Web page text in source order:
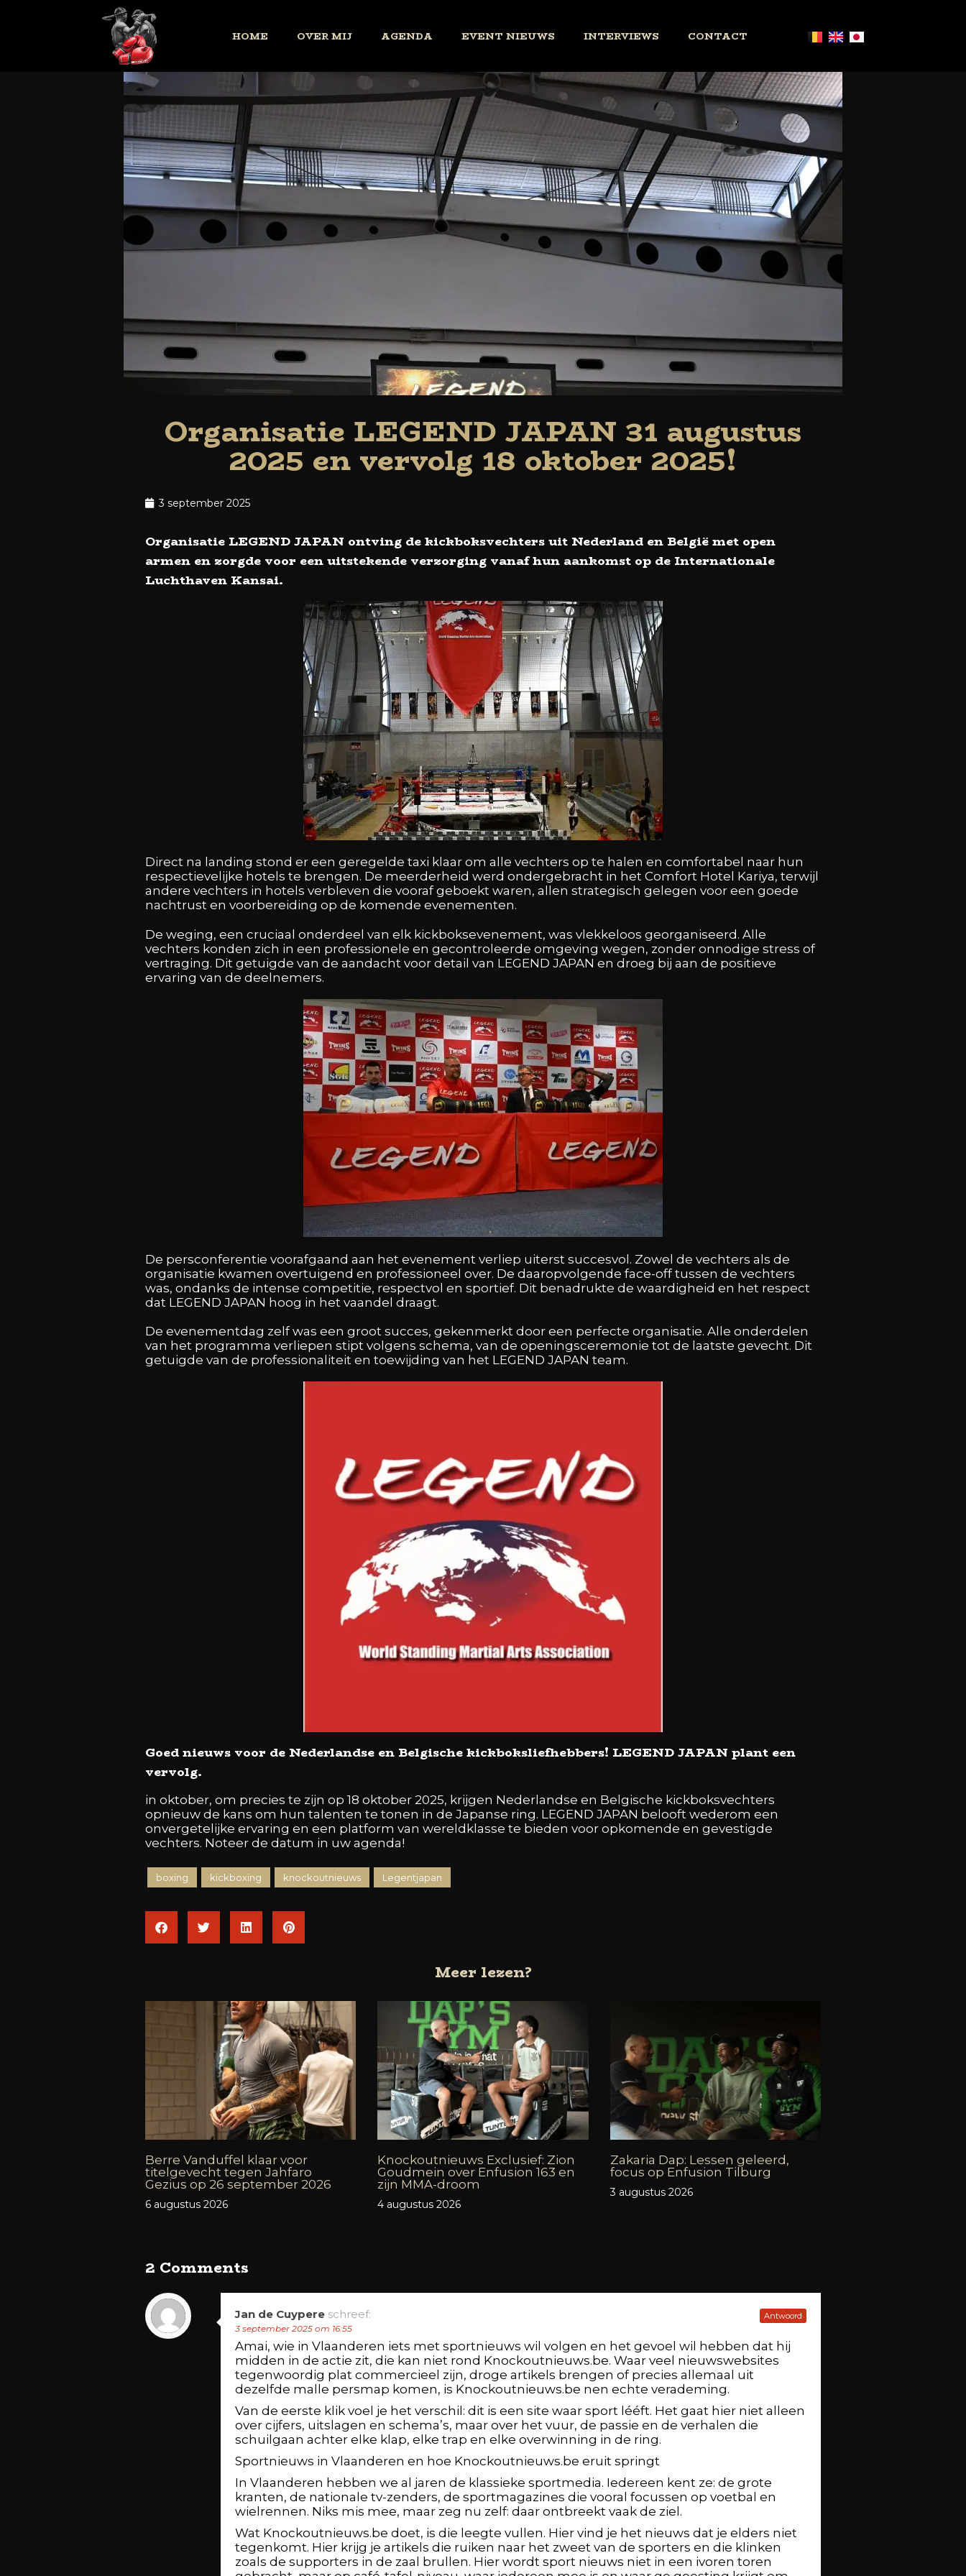
HOME OVER MIJ AGENDA EVENT NIEUWS INTERVIEWS CONTACT
Organisatie LEGEND JAPAN 31 augustus
2025 en vervolg 18 oktober 2025!
3 september 2025
Organisatie LEGEND JAPAN ontving de kickboksvechters uit Nederland en België met open
armen en zorgde voor een uitstekende verzorging vanaf hun aankomst op de Internationale
Luchthaven Kansai.
Direct na landing stond er een geregelde taxi klaar om alle vechters op te halen en comfortabel naar hun
respectievelijke hotels te brengen. De meerderheid werd ondergebracht in het Comfort Hotel Kariya, terwijl
andere vechters in hotels verbleven die vooraf geboekt waren, allen strategisch gelegen voor een goede
nachtrust en voorbereiding op de komende evenementen.
De weging, een cruciaal onderdeel van elk kickboksevenement, was vlekkeloos georganiseerd. Alle
vechters konden zich in een professionele en gecontroleerde omgeving wegen, zonder onnodige stress of
vertraging. Dit getuigde van de aandacht voor detail van LEGEND JAPAN en droeg bij aan de positieve
ervaring van de deelnemers.
De persconferentie voorafgaand aan het evenement verliep uiterst succesvol. Zowel de vechters als de
organisatie kwamen overtuigend en professioneel over. De daaropvolgende face-off tussen de vechters
was, ondanks de intense competitie, respectvol en sportief. Dit benadrukte de waardigheid en het respect
dat LEGEND JAPAN hoog in het vaandel draagt.
De evenementdag zelf was een groot succes, gekenmerkt door een perfecte organisatie. Alle onderdelen
van het programma verliepen stipt volgens schema, van de openingsceremonie tot de laatste gevecht. Dit
getuigde van de professionaliteit en toewijding van het LEGEND JAPAN team.
Goed nieuws voor de Nederlandse en Belgische kickboksliefhebbers! LEGEND JAPAN plant een
vervolg.
in oktober, om precies te zijn op 18 oktober 2025, krijgen Nederlandse en Belgische kickboksvechters
opnieuw de kans om hun talenten te tonen in de Japanse ring. LEGEND JAPAN belooft wederom een
onvergetelijke ervaring en een platform van wereldklasse te bieden voor opkomende en gevestigde
vechters. Noteer de datum in uw agenda!
boxing kickboxing knockoutnieuws Legentjapan
Meer lezen?
Berre Vanduffel klaar voor
titelgevecht tegen Jahfaro
Gezius op 26 september 2026
6 augustus 2026
Knockoutnieuws Exclusief: Zion
Goudmein over Enfusion 163 en
zijn MMA-droom
4 augustus 2026
Zakaria Dap: Lessen geleerd,
focus op Enfusion Tilburg
3 augustus 2026
2 Comments
Jan de Cuypere schreef:
3 september 2025 om 16:55
Amai, wie in Vlaanderen iets met sportnieuws wil volgen en het gevoel wil hebben dat hij
midden in de actie zit, die kan niet rond Knockoutnieuws.be. Waar veel nieuwswebsites
tegenwoordig plat commercieel zijn, droge artikels brengen of precies allemaal uit
dezelfde malle persmap komen, is Knockoutnieuws.be nen echte verademing.
Van de eerste klik voel je het verschil: dit is een site waar sport lééft. Het gaat hier niet alleen
over cijfers, uitslagen en schema’s, maar over het vuur, de passie en de verhalen die
schuilgaan achter elke klap, elke trap en elke overwinning in de ring.
Sportnieuws in Vlaanderen en hoe Knockoutnieuws.be eruit springt
In Vlaanderen hebben we al jaren de klassieke sportmedia. Iedereen kent ze: de grote
kranten, de nationale tv-zenders, de sportmagazines die vooral focussen op voetbal en
wielrennen. Niks mis mee, maar zeg nu zelf: daar ontbreekt vaak de ziel.
Wat Knockoutnieuws.be doet, is die leegte vullen. Hier vind je het nieuws dat je elders niet
tegenkomt. Hier krijg je artikels die ruiken naar het zweet van de sporters en die klinken
zoals de supporters in de zaal brullen. Hier wordt sport nieuws niet in een ivoren toren
Antwoord